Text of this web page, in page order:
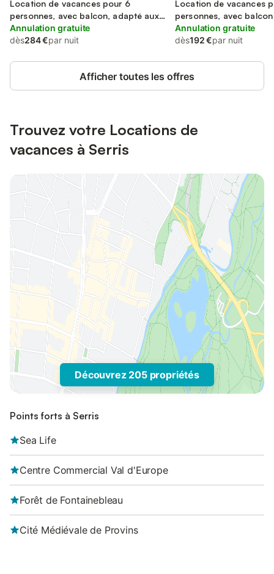
Location de vacances pour 6
personnes, avec balcon, adapté aux
familles
Annulation gratuite
dès284 €par nuit
Location de vacances
personnes, avec balcon
Annulation gratuite
dès192 €par nuit
Afficher toutes les offres
Trouvez votre Locations de
vacances à Serris
Découvrez 205 propriétés
Points forts à Serris
Sea Life
Centre Commercial Val d'Europe
Forêt de Fontainebleau
Cité Médiévale de Provins